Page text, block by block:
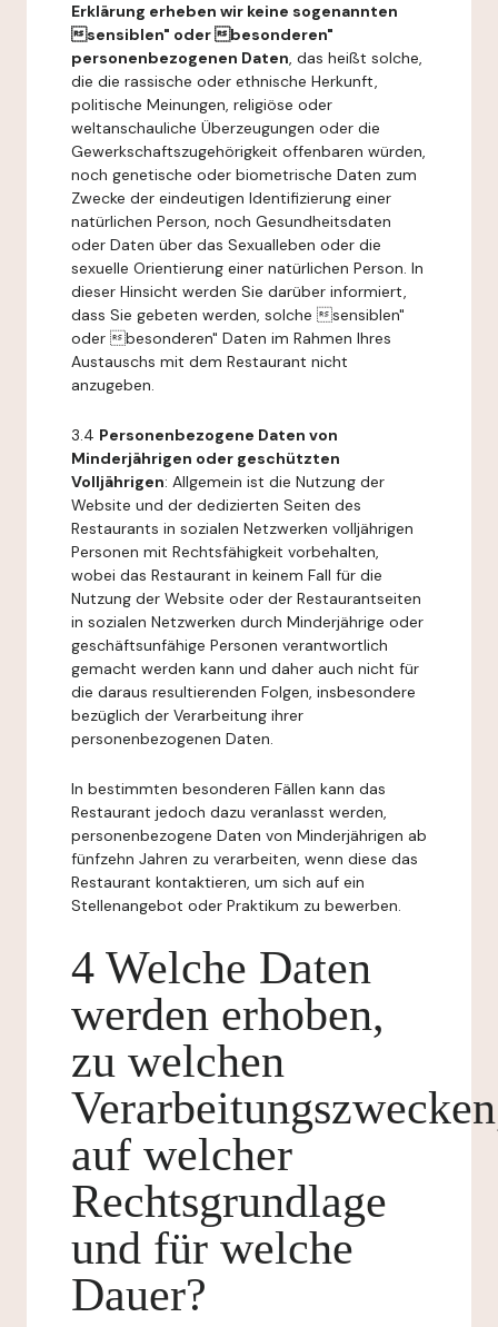
Erklärung erheben wir keine sogenannten
sensiblen" oder besonderen"
personenbezogenen Daten, das heißt solche,
die die rassische oder ethnische Herkunft,
politische Meinungen, religiöse oder
weltanschauliche Überzeugungen oder die
Gewerkschaftszugehörigkeit offenbaren würden,
noch genetische oder biometrische Daten zum
Zwecke der eindeutigen Identifizierung einer
natürlichen Person, noch Gesundheitsdaten
oder Daten über das Sexualleben oder die
sexuelle Orientierung einer natürlichen Person. In
dieser Hinsicht werden Sie darüber informiert,
dass Sie gebeten werden, solche sensiblen"
oder besonderen" Daten im Rahmen Ihres
Austauschs mit dem Restaurant nicht
anzugeben.
3.4 Personenbezogene Daten von
Minderjährigen oder geschützten
Volljährigen: Allgemein ist die Nutzung der
Website und der dedizierten Seiten des
Restaurants in sozialen Netzwerken volljährigen
Personen mit Rechtsfähigkeit vorbehalten,
wobei das Restaurant in keinem Fall für die
Nutzung der Website oder der Restaurantseiten
in sozialen Netzwerken durch Minderjährige oder
geschäftsunfähige Personen verantwortlich
gemacht werden kann und daher auch nicht für
die daraus resultierenden Folgen, insbesondere
bezüglich der Verarbeitung ihrer
personenbezogenen Daten.
In bestimmten besonderen Fällen kann das
Restaurant jedoch dazu veranlasst werden,
personenbezogene Daten von Minderjährigen ab
fünfzehn Jahren zu verarbeiten, wenn diese das
Restaurant kontaktieren, um sich auf ein
Stellenangebot oder Praktikum zu bewerben.
4 Welche Daten
werden erhoben,
zu welchen
auf welcher
Rechtsgrundlage
und für welche
Dauer?